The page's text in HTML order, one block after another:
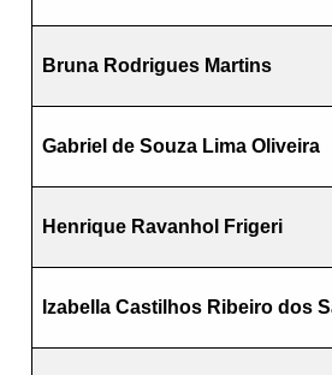
Bruna Rodrigues Martins
Gabriel de Souza Lima Oliveira
Henrique Ravanhol Frigeri
Izabella Castilhos Ribeiro dos